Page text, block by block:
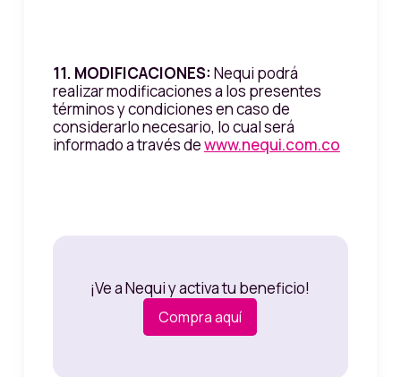
11. MODIFICACIONES: Nequi podrá
realizar modificaciones a los presentes
términos y condiciones en caso de
considerarlo necesario, lo cual será
informado a través dewww.nequi.com.co
¡Ve a Nequi y activa tu beneficio!
Compra aquí